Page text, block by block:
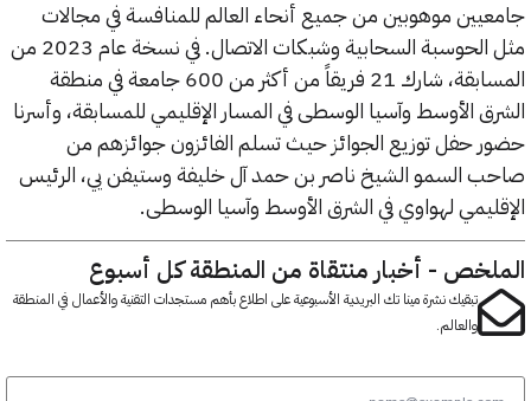
موهوبين من جميع أنحاء العالم للمنافسة في مجالات
مثل الحوسبة السحابية وشبكات الاتصال. في نسخة عام 2023 من
المسابقة، شارك 21 فريقاً من أكثر من 600 جامعة في منطقة
الأوسط وآسيا الوسطى في المسار الإقليمي للمسابقة، وأسرنا
توزيع الجوائز حيث تسلم الفائزون جوائزهم من
الشيخ ناصر بن حمد آل خليفة وستيفن يي، الرئيس
لهواوي في الشرق الأوسط وآسيا الوسطى.
- أخبار منتقاة من المنطقة كل أسبوع
تبقيك نشرة مينا تك البريدية الأسبوعية على اطلاع بأهم مستجدات التقنية والأعمال في المنطقة
والعالم.